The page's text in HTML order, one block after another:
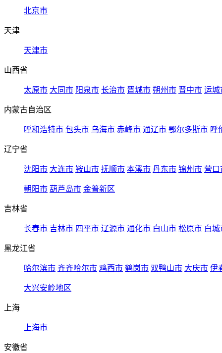
北京市
天津
天津市
山西省
太原市 大同市 阳泉市 长治市 晋城市 朔州市 晋中市 运城
内蒙古自治区
呼和浩特市 包头市 乌海市 赤峰市 通辽市 鄂尔多斯市 呼
辽宁省
沈阳市 大连市 鞍山市 抚顺市 本溪市 丹东市 锦州市 营口
朝阳市 葫芦岛市 金普新区
吉林省
长春市 吉林市 四平市 辽源市 通化市 白山市 松原市 白城
黑龙江省
哈尔滨市 齐齐哈尔市 鸡西市 鹤岗市 双鸭山市 大庆市 伊
大兴安岭地区
上海
上海市
安徽省